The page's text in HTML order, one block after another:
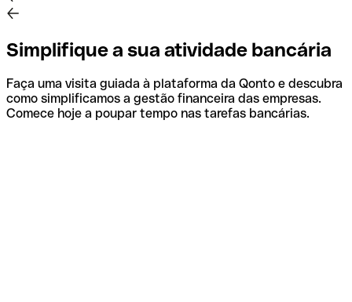
Simplifique a sua atividade bancária
Faça uma visita guiada à plataforma da Qonto e descubra
como simplificamos a gestão financeira das empresas.
Comece hoje a poupar tempo nas tarefas bancárias.